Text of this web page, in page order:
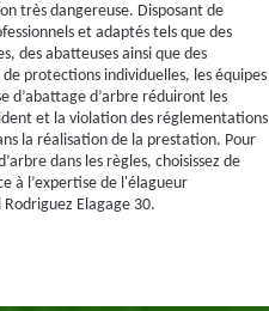
très dangereuse. Disposant de
et adaptés tels que des
des abatteuses ainsi que des
protections individuelles, les équipes
d’abattage d’arbre réduiront les
et la violation des réglementations
la réalisation de la prestation. Pour
dans les règles, choisissez de
à l’expertise de l'élagueur
Rodriguez Elagage 30.